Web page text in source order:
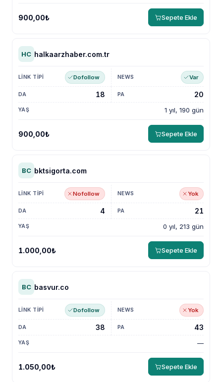
900,00₺ Sepete Ekle
HC halkaarzhaber.com.tr
Dofollow Var
1 yıl, 190 gün
18 20
900,00₺ Sepete Ekle
BC bktsigorta.com
Nofollow Yok
0 yıl, 213 gün
4 21
1.000,00₺ Sepete Ekle
BC basvur.co
Dofollow Yok
—
38 43
1.050,00₺ Sepete Ekle